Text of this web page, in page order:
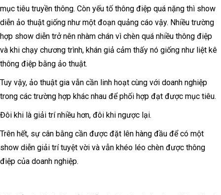
mục tiêu truyền thông. Còn yếu tố thông điệp quá nặng thì show
diễn ảo thuật giống như một đoạn quảng cáo vậy. Nhiều trường
hợp show diễn trở nên nhàm chán vì chèn quá nhiều thông điệp
và khi chạy chương trình, khán giả cảm thấy nó giống như liệt kê
thông điệp bằng ảo thuật.
Tuy vậy, ảo thuật gia vẫn cần linh hoạt cùng với doanh nghiệp
trong các trường hợp khác nhau để phối hợp đạt được mục tiêu.
Đôi khi là giải trí nhiều hơn, đôi khi ngược lại.
Trên hết, sự cân bằng cần được đặt lên hàng đầu để có một
show diễn giải trí tuyệt vời và vẫn khéo léo chèn được thông
điệp của doanh nghiệp.